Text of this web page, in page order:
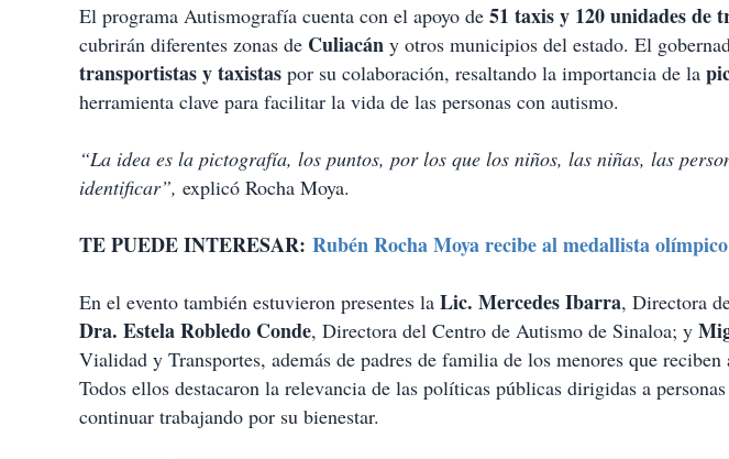
El programa Autismografía cuenta con el apoyo de 51 taxis y 120 unidades de
cubrirán diferentes zonas de Culiacán y otros municipios del estado. El
transportistas y taxistas por su colaboración, resaltando la importancia de la
herramienta clave para facilitar la vida de las personas con autismo.
“La idea es la pictografía, los puntos, por los que los niños, las niñas, las
identificar”, explicó Rocha Moya.
TE PUEDE INTERESAR: Rubén Rocha Moya recibe al medallista
En el evento también estuvieron presentes la Lic. Mercedes Ibarra, Directora
Dra. Estela Robledo Conde, Directora del Centro de Autismo de Sinaloa; y
Vialidad y Transportes, además de padres de familia de los menores que
Todos ellos destacaron la relevancia de las políticas públicas dirigidas a
continuar trabajando por su bienestar.